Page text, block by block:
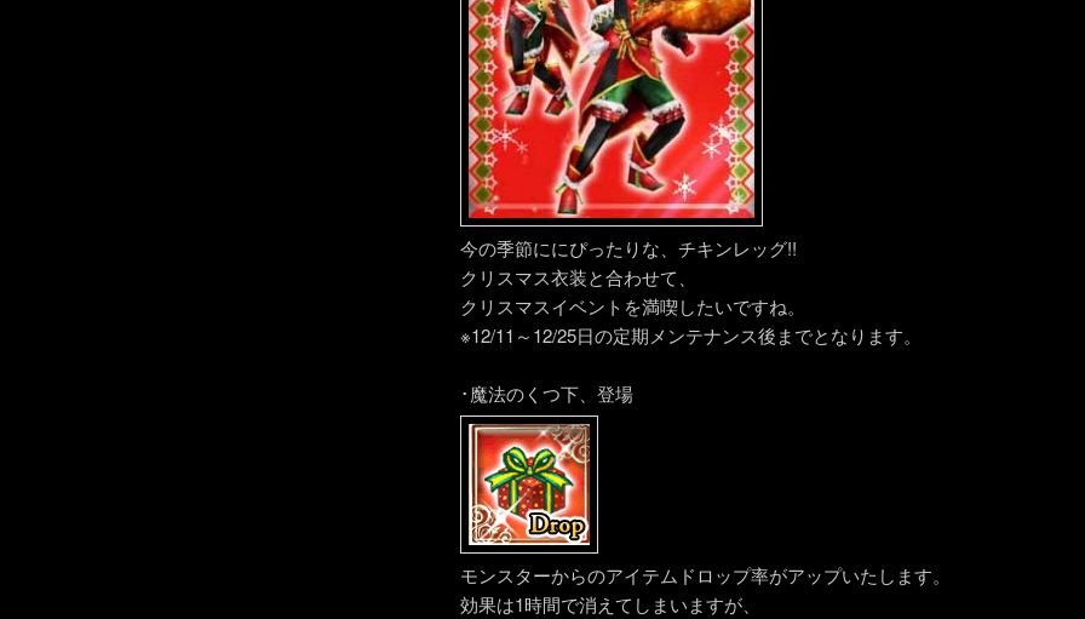
今の季節ににぴったりな、チキンレッグ!!
クリスマス衣装と合わせて、
クリスマスイベントを満喫したいですね。
※12/11～12/25日の定期メンテナンス後までとなります。
･魔法のくつ下、登場
モンスターからのアイテムドロップ率がアップいたします。
効果は1時間で消えてしまいますが、